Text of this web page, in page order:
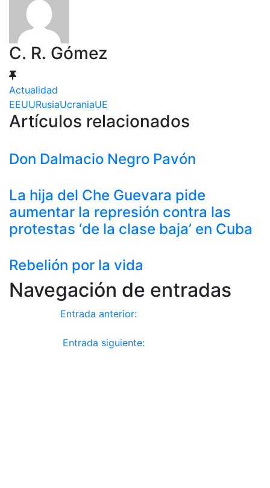
C. R. Gómez
Actualidad
EEUURusiaUcraniaUE
Artículos relacionados
Don Dalmacio Negro Pavón
La hija del Che Guevara pide
aumentar la represión contra las
protestas ‘de la clase baja’ en Cuba
Rebelión por la vida
Navegación de entradas
Entrada anterior:
Entrada siguiente: